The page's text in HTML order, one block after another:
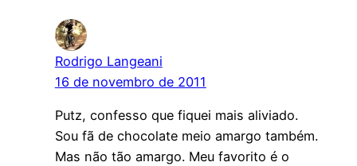
Rodrigo Langeani
16 de novembro de 2011
Putz, confesso que fiquei mais aliviado.
Sou fã de chocolate meio amargo também.
Mas não tão amargo. Meu favorito é o